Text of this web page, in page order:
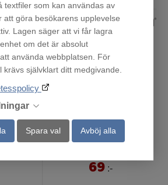
textfiler som kan användas av
att göra besökarens upplevelse
Lagen säger att vi får lagra
om det är absolut
använda webbplatsen. För
krävs självklart ditt medgivande.
Spara val Avböj alla
Max Sodastream Pepsi
Finns i lager!
69 :-